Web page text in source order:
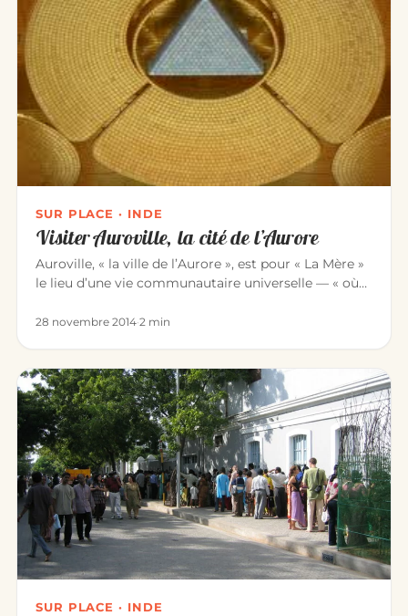
SUR PLACE · INDE
Visiter Auroville, la cité de l’Aurore
Auroville, « la ville de l’Aurore », est pour « La Mère »
le lieu d’une vie communautaire universelle — « où
28 novembre 2014·2 min
SUR PLACE · INDE